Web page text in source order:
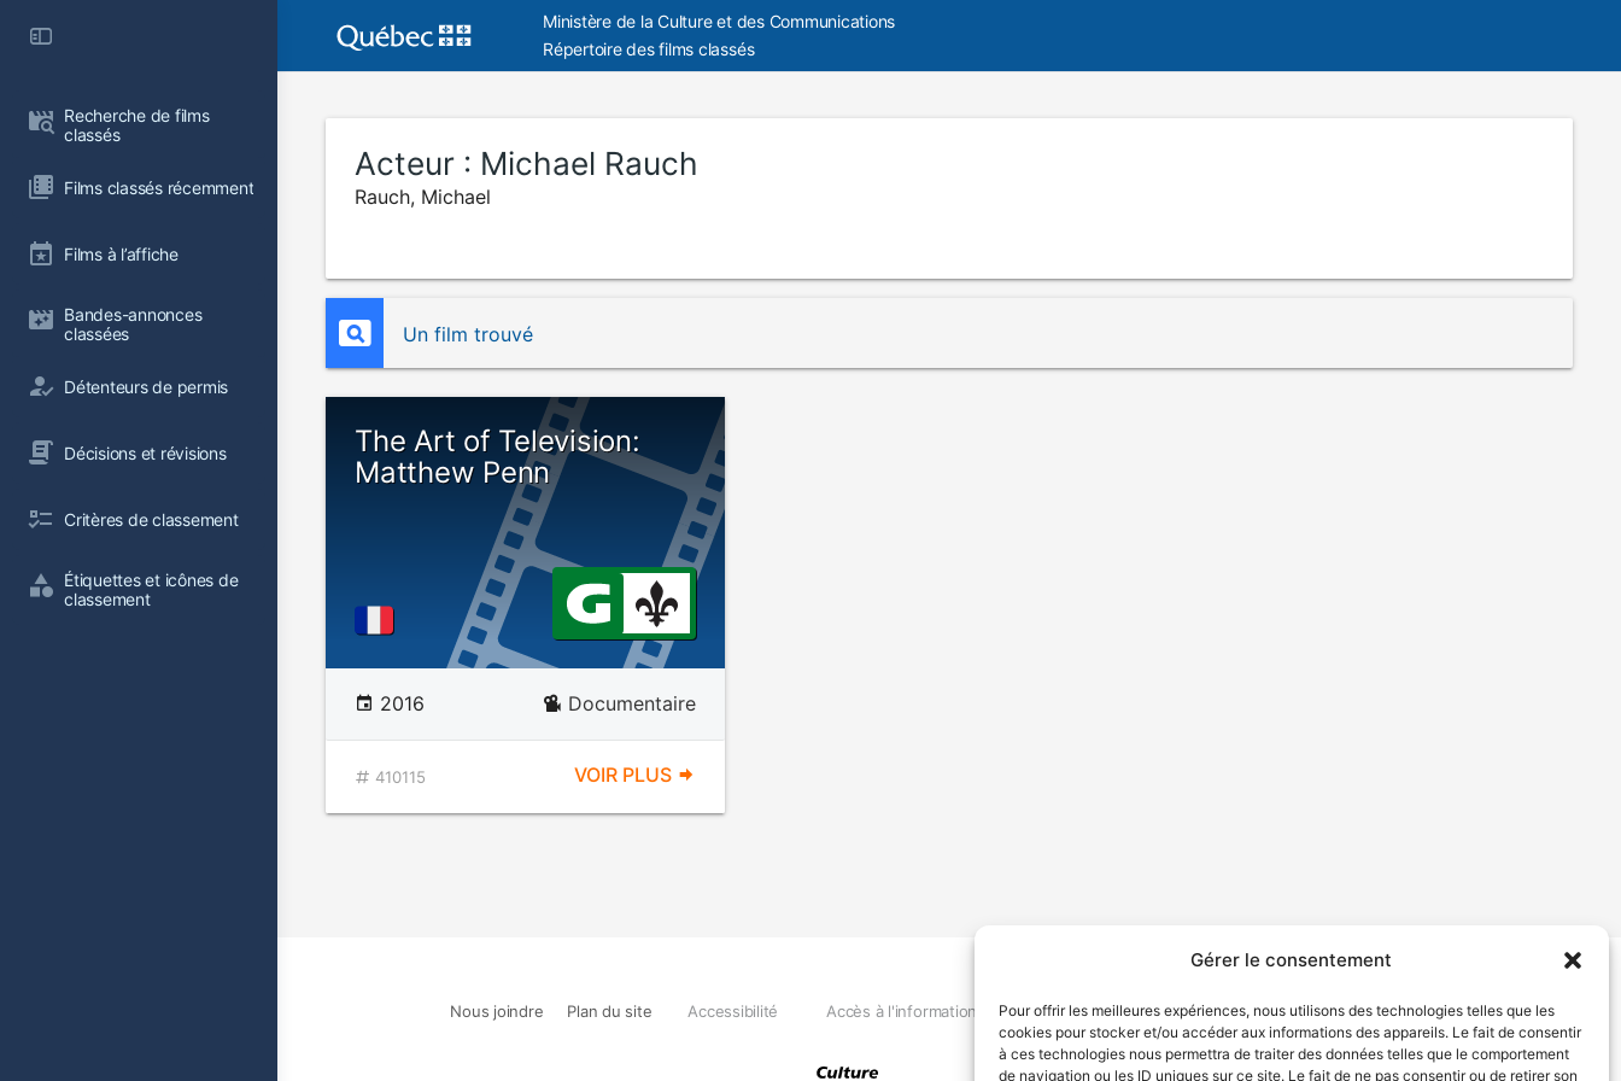
Gérer le consentement
Pour offrir les meilleures expériences, nous utilisons des technologies telles que les
cookies pour stocker et/ou accéder aux informations des appareils. Le fait de consentir
à ces technologies nous permettra de traiter des données telles que le comportement
de navigation ou les ID uniques sur ce site. Le fait de ne pas consentir ou de retirer son
Recherche de films
classés
Films classés récemment
Films à l’affiche
Bandes-annonces
classées
Détenteurs de permis
Décisions et révisions
Critères de classement
Étiquettes et icônes de
classement
Ministère de la Culture et des Communications
Répertoire des films classés
Acteur : Michael Rauch
Rauch, Michael
Un film trouvé
The Art of Television:
Matthew Penn
2016 Documentaire
410115 VOIR PLUS
Nous joindre Plan du site Accessibilité Accès à l'information Déclaration de services Politique de confidentialité